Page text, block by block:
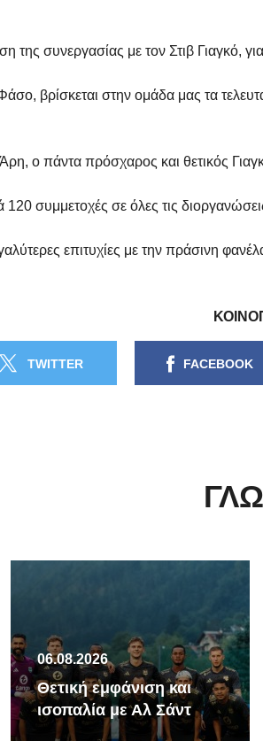
της συνεργασίας με τον Στιβ Γιαγκό,
βρίσκεται στην ομάδα μας τα
ο πάντα πρόσχαρος και θετικός
συμμετοχές σε όλες τις
επιτυχίες με την πράσινη
TWITTER FACEBOOK
06.08.2026
Θετική εμφάνιση και
ισοπαλία με Αλ Σάντ